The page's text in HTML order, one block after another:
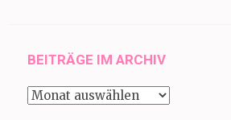
BEITRÄGE IM ARCHIV
Beiträge